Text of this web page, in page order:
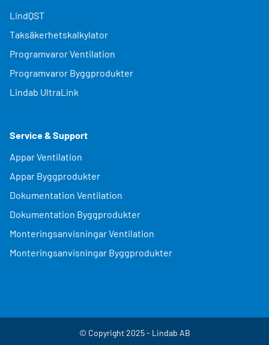
LindQST
Taksäkerhetskalkylator
Programvaror Ventilation
Programvaror Byggprodukter
Lindab UltraLink
Service & Support
Appar Ventilation
Appar Byggprodukter
Dokumentation Ventilation
Dokumentation Byggprodukter
Monteringsanvisningar Ventilation
Monteringsanvisningar Byggprodukter
© Copyright 2025 - Lindab AB